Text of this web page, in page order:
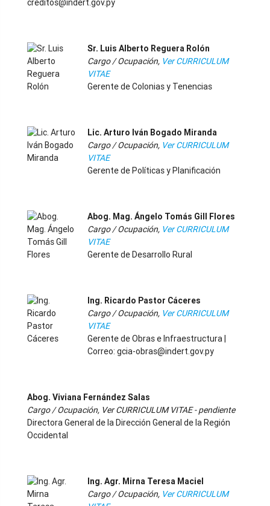
creditos@indert.gov.py
Sr. Luis Alberto Reguera Rolón
Cargo / Ocupación, Ver CURRICULUM
VITAE
Gerente de Colonias y Tenencias
Lic. Arturo Iván Bogado Miranda
Cargo / Ocupación, Ver CURRICULUM
VITAE
Gerente de Políticas y Planificación
Abog. Mag. Ángelo Tomás Gill Flores
Cargo / Ocupación, Ver CURRICULUM
VITAE
Gerente de Desarrollo Rural
Ing. Ricardo Pastor Cáceres
Cargo / Ocupación, Ver CURRICULUM
VITAE
Gerente de Obras e Infraestructura |
Correo: gcia-obras@indert.gov.py
Abog. Viviana Fernández Salas
Cargo / Ocupación, Ver CURRICULUM VITAE - pendiente
Directora General de la Dirección General de la Región
Occidental
Ing. Agr. Mirna Teresa Maciel
Cargo / Ocupación, Ver CURRICULUM